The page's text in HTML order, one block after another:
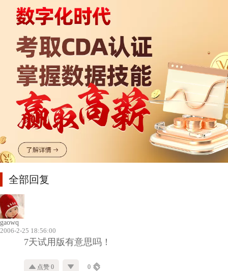
全部回复
gaowq
2006-2-25 18:56:00
7天试用版有意思吗！
点赞 0 0